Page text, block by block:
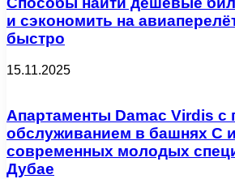
и сэкономить на
быстро
15.11.2025
Апартаменты Damac Virdis с
обслуживанием в башнях C
современных молодых
Дубае